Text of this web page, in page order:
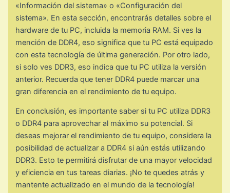
«Información del sistema» o «Configuración del
sistema». En esta sección, encontrarás detalles sobre el
hardware de tu PC, incluida la memoria RAM. Si ves la
mención de DDR4, eso significa que tu PC está equipado
con esta tecnología de última generación. Por otro lado,
si solo ves DDR3, eso indica que tu PC utiliza la versión
anterior. Recuerda que tener DDR4 puede marcar una
gran diferencia en el rendimiento de tu equipo.
En conclusión, es importante saber si tu PC utiliza DDR3
o DDR4 para aprovechar al máximo su potencial. Si
deseas mejorar el rendimiento de tu equipo, considera la
posibilidad de actualizar a DDR4 si aún estás utilizando
DDR3. Esto te permitirá disfrutar de una mayor velocidad
y eficiencia en tus tareas diarias. ¡No te quedes atrás y
mantente actualizado en el mundo de la tecnología!